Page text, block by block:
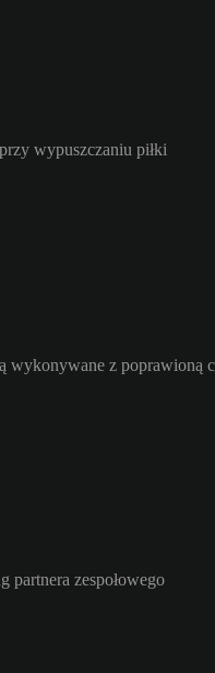
wypuszczaniu piłki
wykonywane z poprawioną
partnera zespołowego